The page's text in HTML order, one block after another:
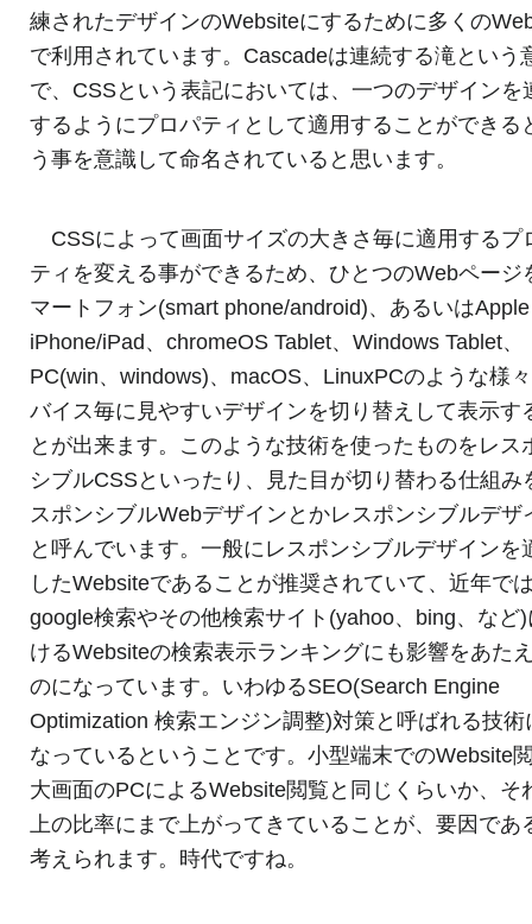
練されたデザインのWebsiteにするために多くの
で利用されています。Cascadeは連続する滝という
で、CSSという表記においては、一つのデザインを
するようにプロパティとして適用することができる
う事を意識して命名されていると思います。
CSSによって画面サイズの大きさ毎に適用するプ
ティを変える事ができるため、ひとつのWebページ
マートフォン(smart phone/android)、あるいはApple
iPhone/iPad、chromeOS Tablet、Windows Tablet、
PC(win、windows)、macOS、LinuxPCのような様
バイス毎に見やすいデザインを切り替えして表示す
とが出来ます。このような技術を使ったものをレス
シブルCSSといったり、見た目が切り替わる仕組み
スポンシブルWebデザインとかレスポンシブルデザ
と呼んでいます。一般にレスポンシブルデザインを
したWebsiteであることが推奨されていて、近年で
google検索やその他検索サイト(yahoo、bing、など
けるWebsiteの検索表示ランキングにも影響をあた
のになっています。いわゆるSEO(Search Engine
Optimization 検索エンジン調整)対策と呼ばれる技術
なっているということです。小型端末でのWebsite
大画面のPCによるWebsite閲覧と同じくらいか、そ
上の比率にまで上がってきていることが、要因であ
考えられます。時代ですね。